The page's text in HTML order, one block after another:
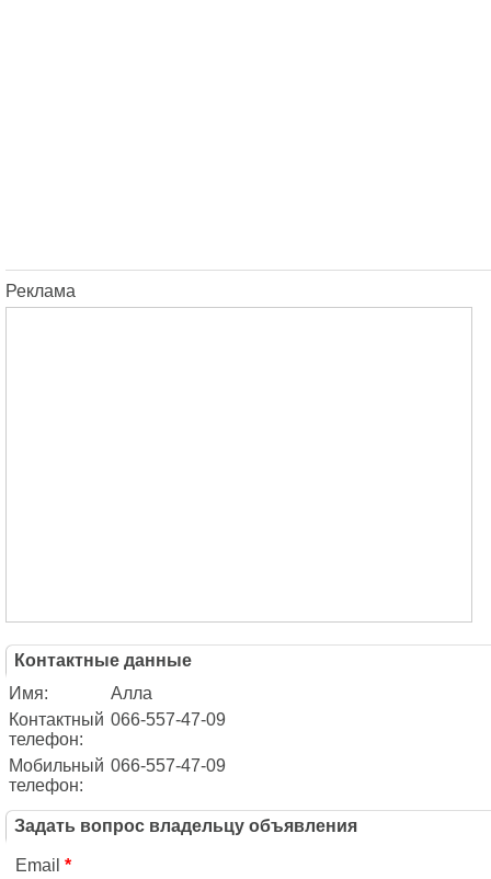
Реклама
Контактные данные
Имя:
Алла
Контактный
телефон:
066-557-47-09
Мобильный
телефон:
066-557-47-09
Задать вопрос владельцу объявления
Email *